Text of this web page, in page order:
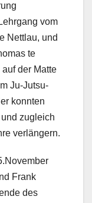
vom
Nettlau, und
te
der Matte
Ju-Jutsu-
konnten
zugleich
verlängern.
Frank
des